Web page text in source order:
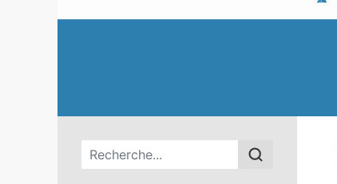
Menu principal